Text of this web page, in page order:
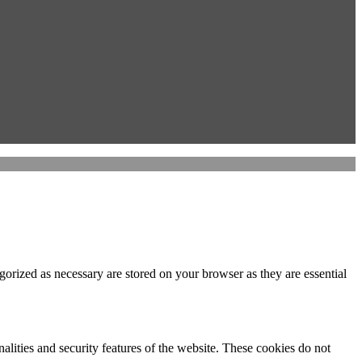
as necessary are stored on your browser as they are essential
and security features of the website. These cookies do not